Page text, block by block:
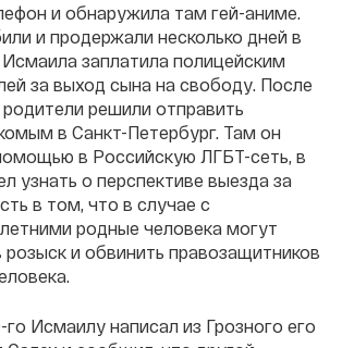
и обнаружила там гей-аниме.
и продержали несколько дней в
заплатила полицейским
за выход сына на свободу. После
решили отправить
в Санкт-Петербург. Там он
в Российскую ЛГБТ-сеть, в
узнать о перспективе выезда за
в том, что в случае с
родные человека могут
розыск и обвинить правозащитников
Исмаилу написал из Грозного его